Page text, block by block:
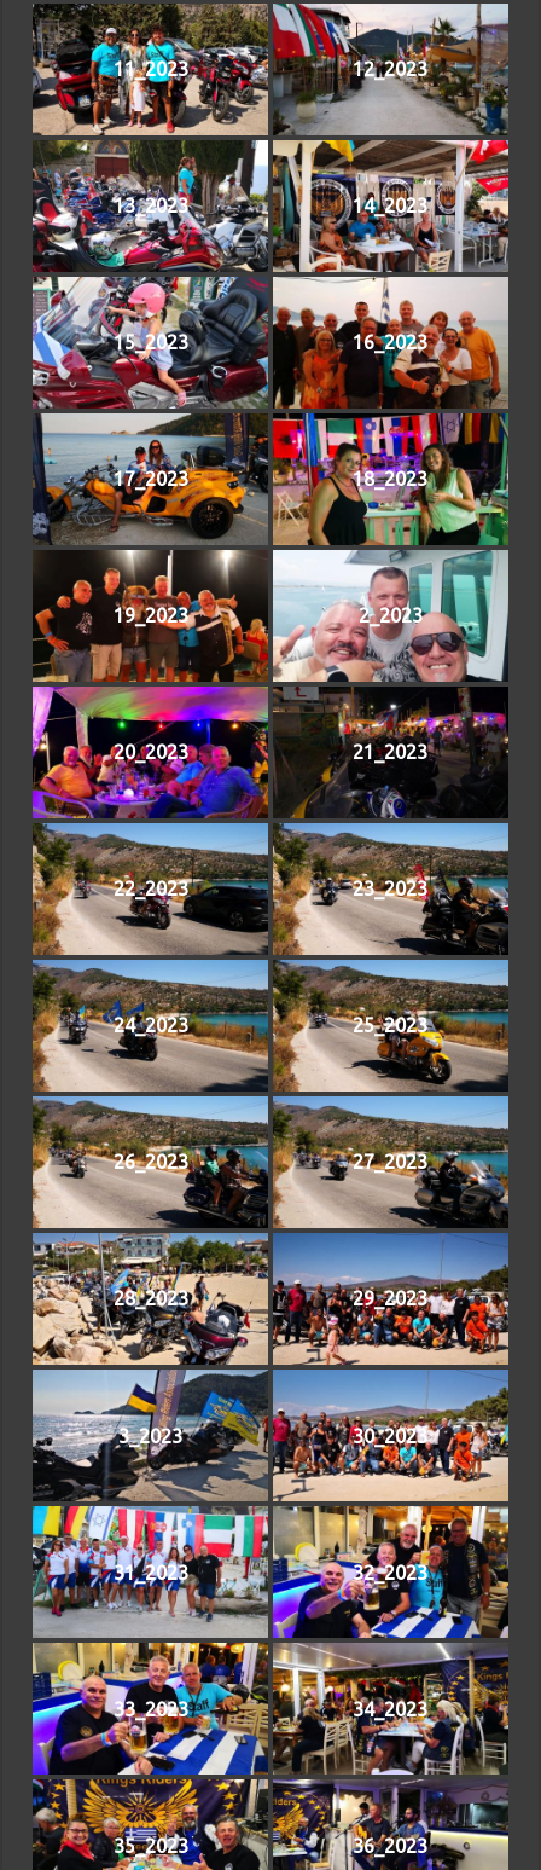
11_2023 12_2023
13_2023 14_2023
15_2023 16_2023
17_2023 18_2023
19_2023 2_2023
20_2023 21_2023
22_2023 23_2023
24_2023 25_2023
26_2023 27_2023
28_2023 29_2023
3_2023 30_2023
31_2023 32_2023
33_2023 34_2023
35_2023 36_2023